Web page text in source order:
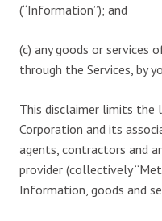
(“Information”); and
(c) any goods or services
through the Services, by
This disclaimer limits
Corporation and its
agents, contractors and
provider (collectively
Information, goods and